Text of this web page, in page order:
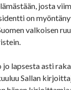
josta
on
valkoisen
lapsesta asti
Sallan